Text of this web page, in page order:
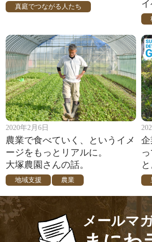
真庭でつながる人たち
2020年2月6日
農業で食べていく、というイメ
ージをもっとリアルに。
大塚農園さんの話。
地域支援 農業
メールマ